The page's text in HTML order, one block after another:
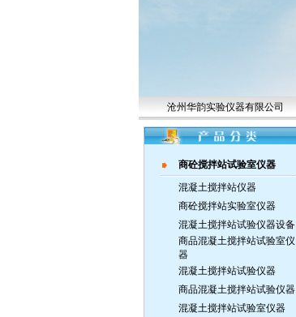
沧州华韵实验仪器有限公司
商砼搅拌站试验室仪器
混凝土搅拌站仪器
商砼搅拌站实验室仪器
混凝土搅拌站试验仪器设备
商品混凝土搅拌站试验室仪
器
混凝土搅拌站试验仪器
商品混凝土搅拌站试验仪器
混凝土搅拌站试验室仪器